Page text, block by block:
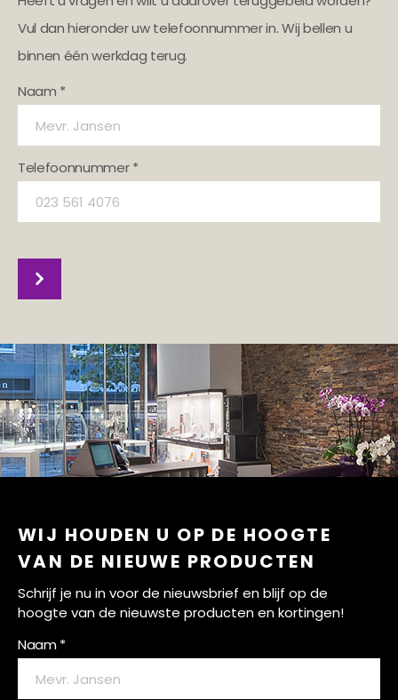
Vul dan hieronder uw telefoonnummer in. Wij bellen u
binnen één werkdag terug.
Naam *
Telefoonnummer *
WIJ HOUDEN U OP DE HOOGTE
VAN DE NIEUWE PRODUCTEN
Schrijf je nu in voor de nieuwsbrief en blijf op de
hoogte van de nieuwste producten en kortingen!
Naam *